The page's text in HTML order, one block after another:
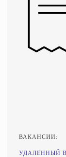
ВАКАНСИИ:
УДАЛЕННЫЙ